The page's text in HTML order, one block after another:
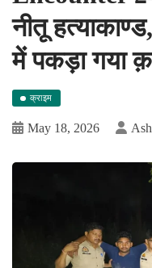
नीतू
में पकड़ा गया
क्राइम
May 18, 2026